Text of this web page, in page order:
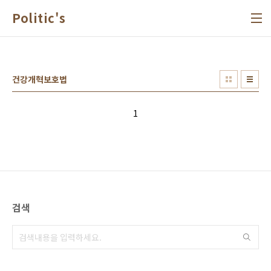
Politic's
건강개혁보호법
1
검색